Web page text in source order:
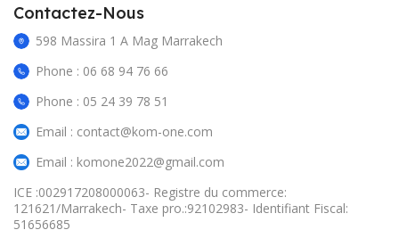
Contactez-Nous
598 Massira 1 A Mag Marrakech
Phone : 06 68 94 76 66
Phone : 05 24 39 78 51
Email : contact@kom-one.com
Email : komone2022@gmail.com
ICE :002917208000063- Registre du commerce:
121621/Marrakech- Taxe pro.:92102983- Identifiant Fiscal:
51656685